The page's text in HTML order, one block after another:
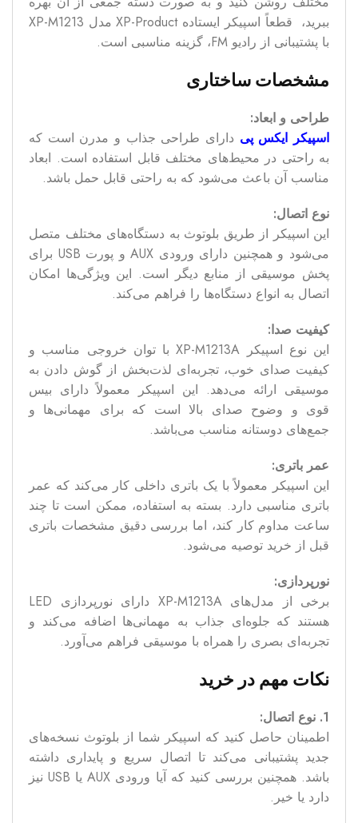
ببرید، قطعاً اسپیکر ایستاده XP-Product مدل XP-M1213
با پشتیبانی از رادیو FM، گزینه مناسبی است.
مشخصات ساختاری
طراحی و ابعاد:
اسپیکر ایکس پی دارای طراحی جذاب و مدرن است که
به راحتی در محیط‌های مختلف قابل استفاده است. ابعاد
مناسب آن باعث می‌شود که به راحتی قابل حمل باشد.
نوع اتصال:
این اسپیکر از طریق بلوتوث به دستگاه‌های مختلف متصل
می‌شود و همچنین دارای ورودی AUX و پورت USB برای
پخش موسیقی از منابع دیگر است. این ویژگی‌ها امکان
اتصال به انواع دستگاه‌ها را فراهم می‌کند.
کیفیت صدا:
این نوع اسپیکر XP-M1213A با توان خروجی مناسب و
کیفیت صدای خوب، تجربه‌ای لذت‌بخش از گوش دادن به
موسیقی ارائه می‌دهد. این اسپیکر معمولاً دارای بیس
قوی و وضوح صدای بالا است که برای مهمانی‌ها و
جمع‌های دوستانه مناسب می‌باشد.
عمر باتری:
این اسپیکر معمولاً با یک باتری داخلی کار می‌کند که عمر
باتری مناسبی دارد. بسته به استفاده، ممکن است تا چند
ساعت مداوم کار کند، اما بررسی دقیق مشخصات باتری
قبل از خرید توصیه می‌شود.
نورپردازی:
برخی از مدل‌های XP-M1213A دارای نورپردازی LED
هستند که جلوه‌ای جذاب به مهمانی‌ها اضافه می‌کند و
تجربه‌ای بصری را همراه با موسیقی فراهم می‌آورد.
نکات مهم در خرید
1. نوع اتصال:
اطمینان حاصل کنید که اسپیکر شما از بلوتوث نسخه‌های
جدید پشتیبانی می‌کند تا اتصال سریع و پایداری داشته
باشد. همچنین بررسی کنید که آیا ورودی AUX یا USB نیز
دارد یا خیر.